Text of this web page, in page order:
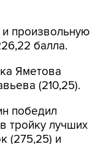
произвольную
балла.
Яметова
(210,25).
победил
тройку лучших
(275,25) и